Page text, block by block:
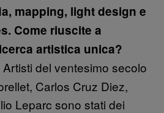
mapping, light design e
Come riuscite a
artistica unica?
Artisti del ventesimo secolo
Carlos Cruz Diez,
Leparc sono stati dei